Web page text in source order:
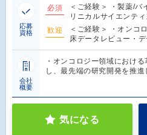
応募
資格
必須
＜ご経験＞ ・製薬/バ
リニカルサイエンテ
歓迎
＜ご経験＞ ・オンコ
床データレビュー・
会社
概要
・オンコロジー領域におけ
し、最先端の研究開発を推
気になる